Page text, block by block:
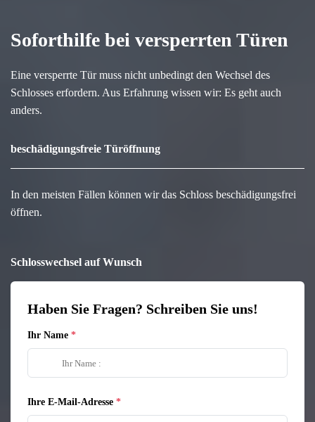
Soforthilfe bei versperrten Türen
Eine versperrte Tür muss nicht unbedingt den Wechsel des
Schlosses erfordern. Aus Erfahrung wissen wir: Es geht auch
anders.
beschädigungsfreie Türöffnung
In den meisten Fällen können wir das Schloss beschädigungsfrei
öffnen.
Schlosswechsel auf Wunsch
Haben Sie Fragen? Schreiben Sie uns!
Ihr Name
Ihre E-Mail-Adresse